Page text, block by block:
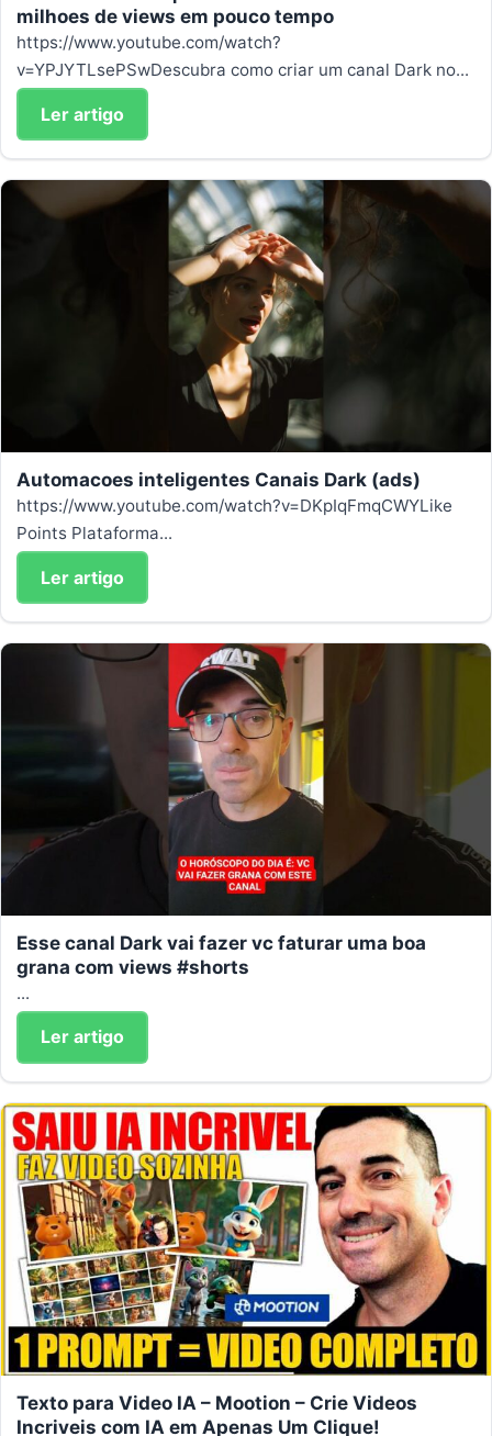
milhoes de views em pouco tempo
https://www.youtube.com/watch?
v=YPJYTLsePSwDescubra como criar um canal Dark no...
Ler artigo
Automacoes inteligentes Canais Dark (ads)
https://www.youtube.com/watch?v=DKpIqFmqCWYLike
Points Plataforma...
Ler artigo
Esse canal Dark vai fazer vc faturar uma boa
grana com views #shorts
...
Ler artigo
Texto para Video IA – Mootion – Crie Videos
Incriveis com IA em Apenas Um Clique!